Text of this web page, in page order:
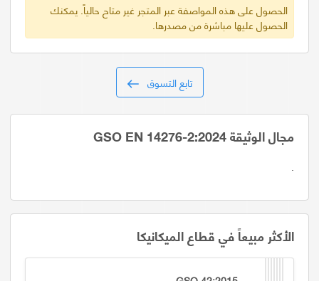
الحصول على هذه المواصفة عبر المتجر غير متاح حالياً. يمكنك
الحصول عليها مباشرة من مصدرها.
تابع التسوق
مجال الوثيقة GSO EN 14276-2:2024
.
الأكثر مبيعاً في قطاع الميكانيكا